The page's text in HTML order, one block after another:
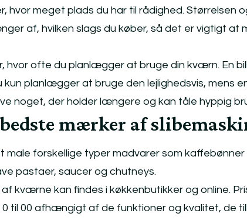
hvor meget plads du har til rådighed. Størrelsen
af, hvilken slags du køber, så det er vigtigt at
hvor ofte du planlægger at bruge din kværn. En
planlægger at bruge den lejlighedsvis, mens
noget, der holder længere og kan tåle hyppig
mærker af
male forskellige typer madvarer som kaffebønner
pastaer, saucer og chutneys.
kværne kan findes i køkkenbutikker og online.
til 00 afhængigt af de funktioner og kvalitet, de